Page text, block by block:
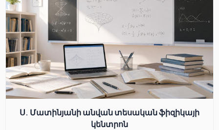
Ս. Մատինյանի անվան տեսական ֆիզիկայի
կենտրոն